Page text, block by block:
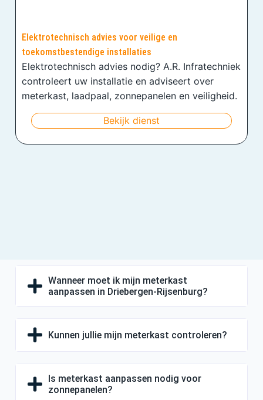
Elektrotechnisch advies voor veilige en
toekomstbestendige installaties
Elektrotechnisch advies nodig? A.R. Infratechniek
controleert uw installatie en adviseert over
meterkast, laadpaal, zonnepanelen en veiligheid.
Bekijk dienst
Wanneer moet ik mijn meterkast
aanpassen in Driebergen-Rijsenburg?
Kunnen jullie mijn meterkast controleren?
Is meterkast aanpassen nodig voor
zonnepanelen?